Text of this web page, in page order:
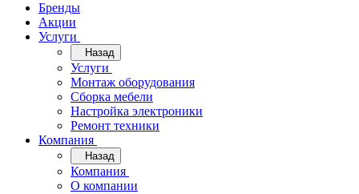
Бренды
Акции
Услуги
Назад
Услуги
Монтаж оборудования
Сборка мебели
Настройка электроники
Ремонт техники
Компания
Назад
Компания
О компании